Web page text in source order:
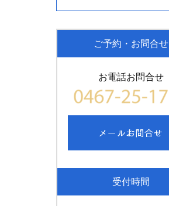
ご予約・お問合せ
お電話お問合せ
受付時間